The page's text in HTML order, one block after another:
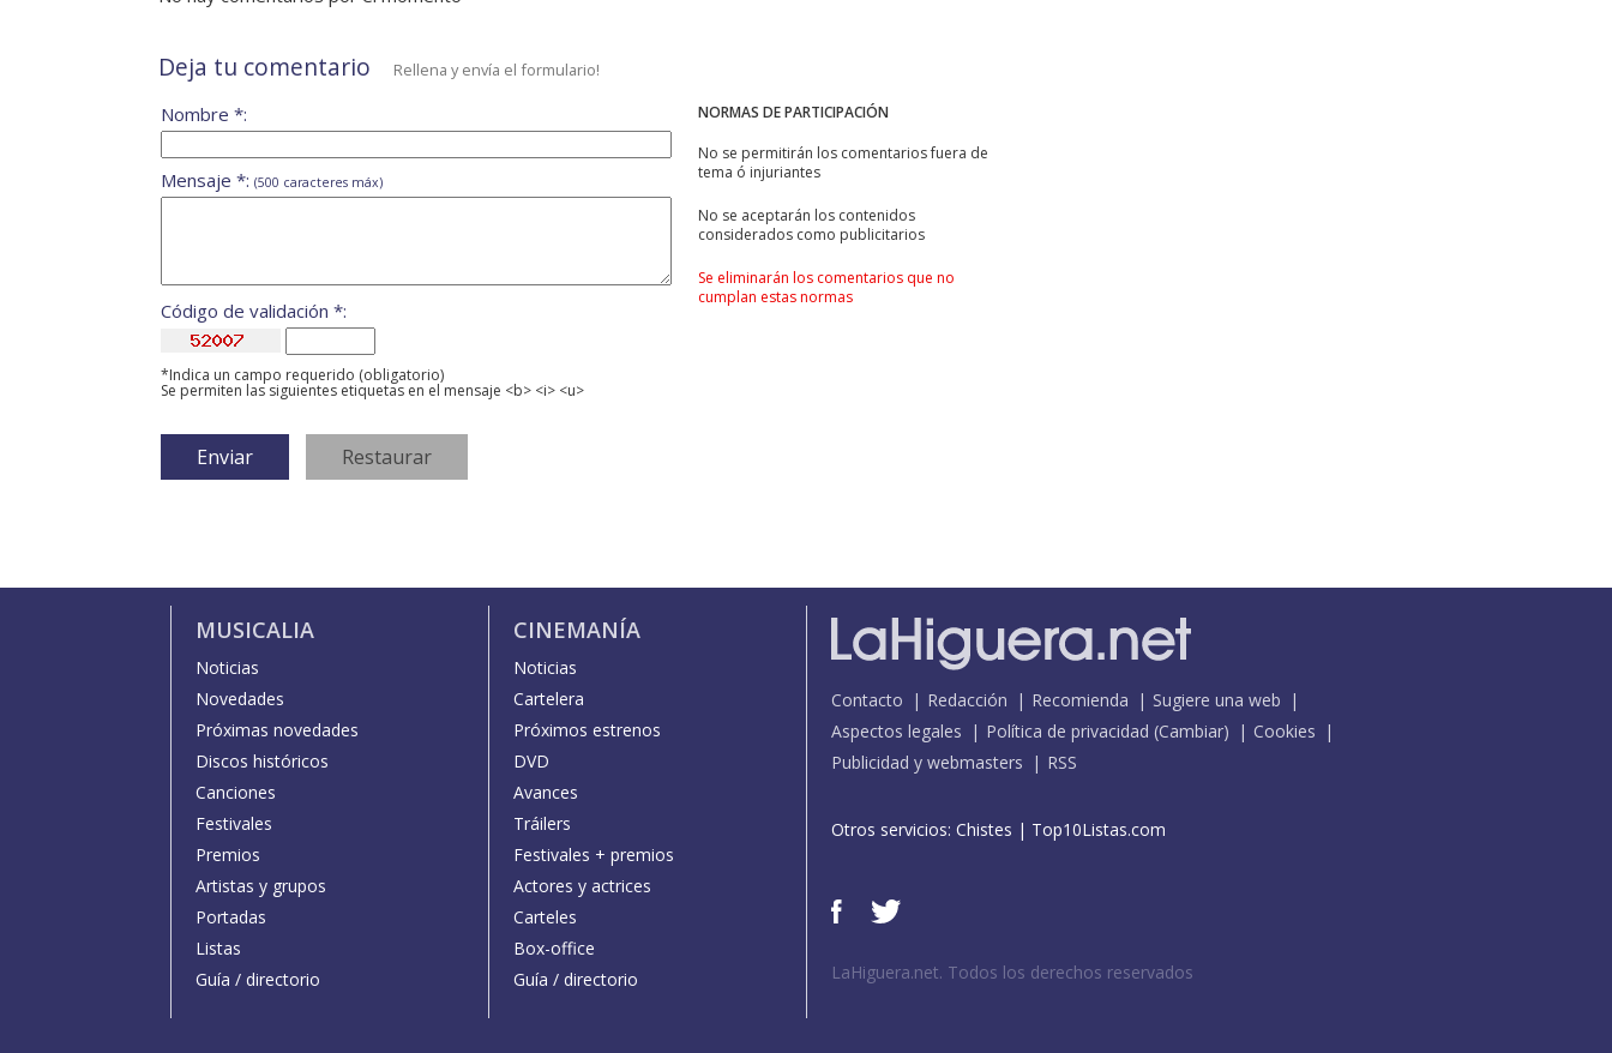
Deja tu comentario Rellena y envía el formulario!
NORMAS DE PARTICIPACIÓN
No se permitirán los comentarios fuera de
tema ó injuriantes
No se aceptarán los contenidos
considerados como publicitarios
Se eliminarán los comentarios que no
cumplan estas normas
Nombre *:
Mensaje *: (500 caracteres máx)
Código de validación *:
*Indica un campo requerido (obligatorio)
Se permiten las siguientes etiquetas en el mensaje <b> <i> <u>
MUSICALIA
Noticias
Novedades
Próximas novedades
Discos históricos
Canciones
Festivales
Premios
Artistas y grupos
Portadas
Listas
Guía / directorio
CINEMANÍA
Noticias
Cartelera
Próximos estrenos
DVD
Avances
Tráilers
Festivales + premios
Actores y actrices
Carteles
Box-office
Guía / directorio
Contacto Redacción Recomienda
Sugiere una web
Aspectos legales
Política de privacidad (Cambiar)
Cookies
Publicidad y webmasters
RSS
Otros servicios: Chistes | Top10Listas.com
LaHiguera.net. Todos los derechos reservados